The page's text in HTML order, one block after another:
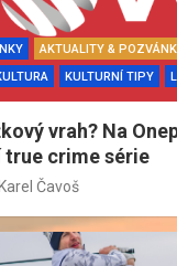
AKTUALITY &
KULTURNÍ TIPY
vrah? Na
crime série
Karel Čavoš